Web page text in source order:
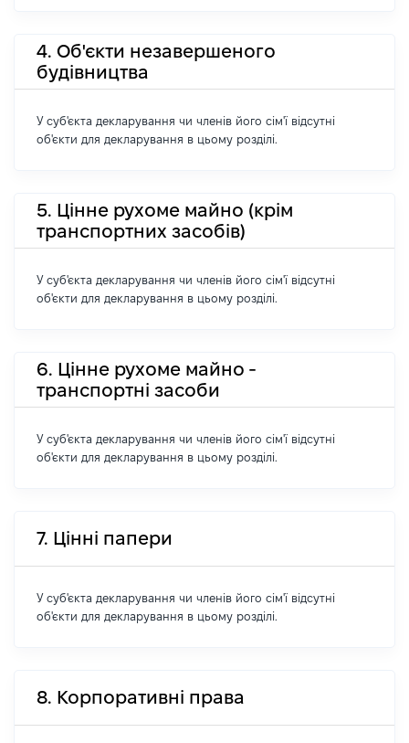
4. Об'єкти незавершеного
будівництва
У суб'єкта декларування чи членів його сім'ї відсутні
об'єкти для декларування в цьому розділі.
5. Цінне рухоме майно (крім
транспортних засобів)
У суб'єкта декларування чи членів його сім'ї відсутні
об'єкти для декларування в цьому розділі.
6. Цінне рухоме майно -
транспортні засоби
У суб'єкта декларування чи членів його сім'ї відсутні
об'єкти для декларування в цьому розділі.
7. Цінні папери
У суб'єкта декларування чи членів його сім'ї відсутні
об'єкти для декларування в цьому розділі.
8. Корпоративні права